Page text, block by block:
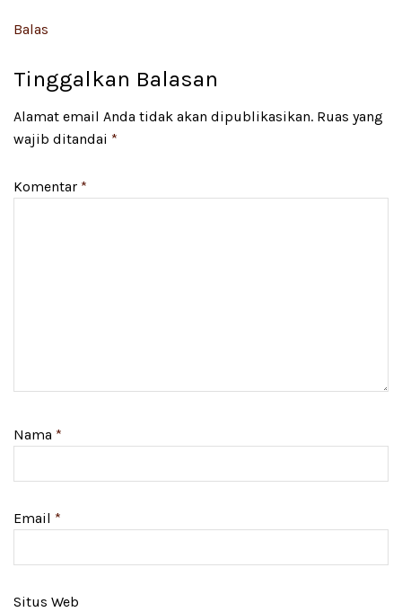
Balas
Tinggalkan Balasan
Alamat email Anda tidak akan dipublikasikan. Ruas yang
wajib ditandai *
Komentar *
Nama *
Email *
Situs Web